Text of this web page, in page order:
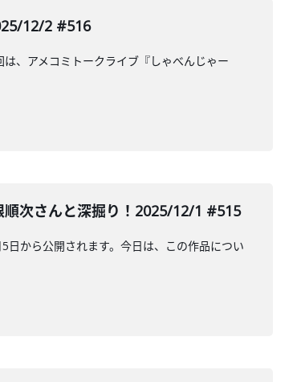
12/2 #516
、アメコミトークライブ『しゃべんじゃー
順次さんと深掘り！2025/12/1 #515
日から公開されます。今日は、この作品につい